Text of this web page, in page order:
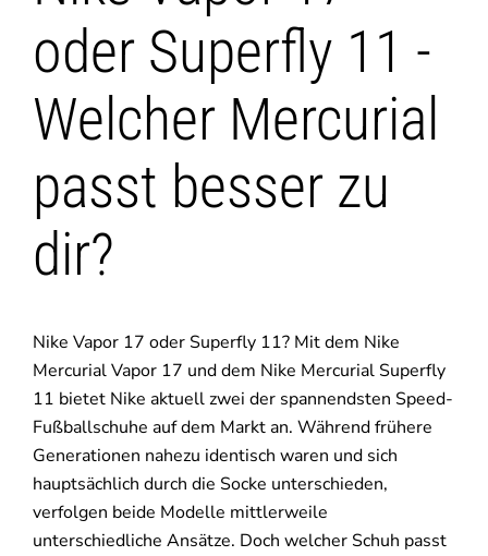
oder Superfly 11 -
Welcher Mercurial
passt besser zu
dir?
Nike Vapor 17 oder Superfly 11? Mit dem Nike
Mercurial Vapor 17 und dem Nike Mercurial Superfly
11 bietet Nike aktuell zwei der spannendsten Speed-
Fußballschuhe auf dem Markt an. Während frühere
Generationen nahezu identisch waren und sich
hauptsächlich durch die Socke unterschieden,
verfolgen beide Modelle mittlerweile
unterschiedliche Ansätze. Doch welcher Schuh passt